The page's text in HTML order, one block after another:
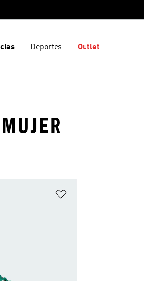
Deportes Outlet